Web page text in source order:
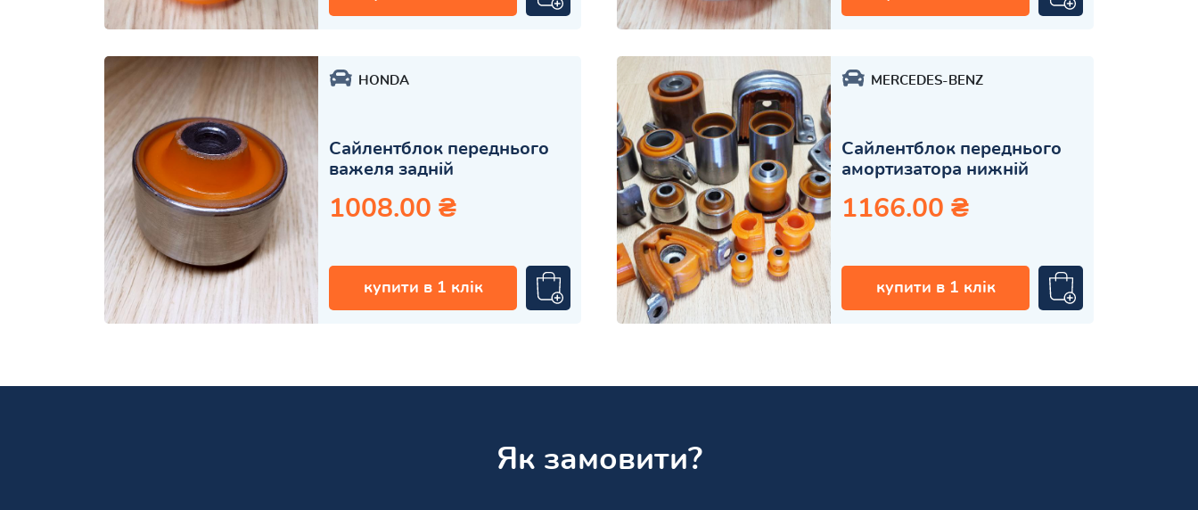
HONDA
Сайлентблок переднього
важеля задній
1008.00 ₴
купити в 1 клік
MERCEDES-BENZ
Сайлентблок переднього
амортизатора нижній
1166.00 ₴
купити в 1 клік
Як замовити?